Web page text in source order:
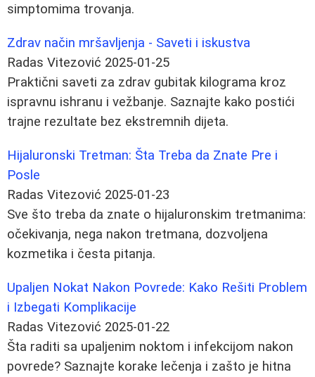
simptomima trovanja.
Zdrav način mršavljenja - Saveti i iskustva
Radas Vitezović 2025-01-25
Praktični saveti za zdrav gubitak kilograma kroz
ispravnu ishranu i vežbanje. Saznajte kako postići
trajne rezultate bez ekstremnih dijeta.
Hijaluronski Tretman: Šta Treba da Znate Pre i
Posle
Radas Vitezović 2025-01-23
Sve što treba da znate o hijaluronskim tretmanima:
očekivanja, nega nakon tretmana, dozvoljena
kozmetika i česta pitanja.
Upaljen Nokat Nakon Povrede: Kako Rešiti Problem
i Izbegati Komplikacije
Radas Vitezović 2025-01-22
Šta raditi sa upaljenim noktom i infekcijom nakon
povrede? Saznajte korake lečenja i zašto je hitna